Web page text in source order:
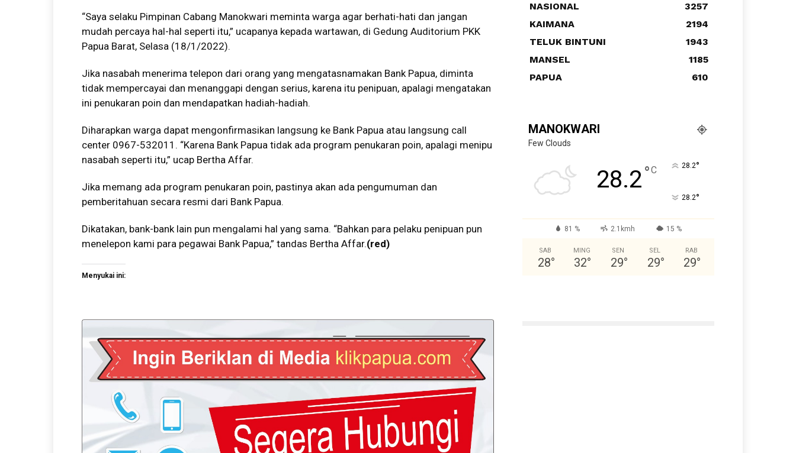
“Saya selaku Pimpinan Cabang Manokwari meminta warga agar berhati-hati dan jangan
mudah percaya hal-hal seperti itu,” ucapanya kepada wartawan, di Gedung Auditorium PKK
Papua Barat, Selasa (18/1/2022).
Jika nasabah menerima telepon dari orang yang mengatasnamakan Bank Papua, diminta
tidak mempercayai dan menanggapi dengan serius, karena itu penipuan, apalagi mengatakan
ini penukaran poin dan mendapatkan hadiah-hadiah.
Diharapkan warga dapat mengonfirmasikan langsung ke Bank Papua atau langsung call
center 0967-532011. “Karena Bank Papua tidak ada program penukaran poin, apalagi menipu
nasabah seperti itu,” ucap Bertha Affar.
Jika memang ada program penukaran poin, pastinya akan ada pengumuman dan
pemberitahuan secara resmi dari Bank Papua.
Dikatakan, bank-bank lain pun mengalami hal yang sama. “Bahkan para pelaku penipuan pun
menelepon kami para pegawai Bank Papua,” tandas Bertha Affar.(red)
Menyukai ini:
NASIONAL
3257
KAIMANA
2194
TELUK BINTUNI
1943
MANSEL
1185
PAPUA
610
MANOKWARI
Few Clouds
28.2°C 28.2°
28.2°
81 % 2.1kmh 15 %
SAB
28°
MING
32°
SEN
29°
SEL
29°
RAB
29°